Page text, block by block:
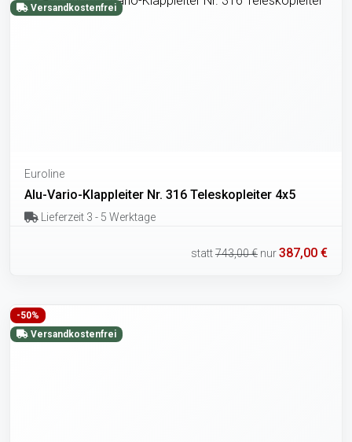
Versandkostenfrei
Euroline
Alu-Vario-Klappleiter Nr. 316 Teleskopleiter 4x5
Lieferzeit 3 - 5 Werktage
statt743,00 € nur387,00 €
-50%
Versandkostenfrei